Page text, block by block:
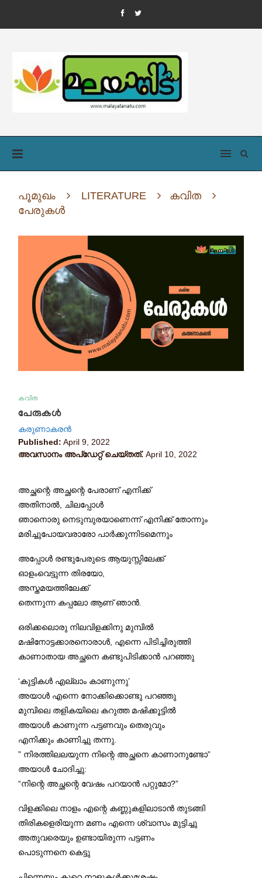
പൂമുഖം LITERATURE
കവിത
പേരുകൾ
കവിത
പേരുകൾ
കരുണാകരൻ
Published: April 9, 2022
അവസാനം അപ്ഡേറ്റ് ചെയ്തത്. April 10, 2022
അച്ഛന്റെ അച്ഛന്റെ പേരാണ് എനിക്ക്
അതിനാൽ, ചിലപ്പോൾ
ഞാനൊരു നെടുമ്പുരയാണെന്ന് എനിക്ക് തോന്നും
മരിച്ചുപോയവരാരോ പാർക്കുന്നിടമെന്നും
അപ്പോൾ രണ്ടുപേരുടെ ആയുസ്സിലേക്ക്
ഓളംവെട്ടുന്ന തിരയോ,
അസ്തമയത്തിലേക്ക്‌
തെന്നുന്ന കപ്പലോ ആണ് ഞാൻ.
ഒരിക്കലൊരു നിലവിളക്കിനു മുമ്പിൽ
മഷിനോട്ടക്കാരനൊരാൾ, എന്നെ പിടിച്ചിരുത്തി
കാണാതായ അച്ഛനെ കണ്ടുപിടിക്കാൻ പറഞ്ഞു
‘കുട്ടികൾ എല്ലാം കാണുന്നു’
അയാൾ എന്നെ നോക്കിക്കൊണ്ടു പറഞ്ഞു
മുമ്പിലെ തളികയിലെ കറുത്ത മഷിക്കൂട്ടിൽ
അയാൾ കാണുന്ന പട്ടണവും തെരുവും
എനിക്കും കാണിച്ചു തന്നു.
” നിരത്തിലലയുന്ന നിന്റെ അച്ഛനെ കാണാനുണ്ടോ”
അയാൾ ചോദിച്ചു:
“നിന്റെ അച്ഛന്റെ വേഷം പറയാൻ പറ്റുമോ?”
വിളക്കിലെ നാളം എന്റെ കണ്ണുകളിലാടാൻ തുടങ്ങി
തിരികളെരിയുന്ന മണം എന്നെ ശ്വാസം മുട്ടിച്ചു
അതുവരെയും ഉണ്ടായിരുന്ന പട്ടണം
പൊടുന്നനെ കെട്ടു